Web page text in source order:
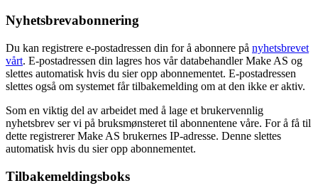
Nyhetsbrevabonnering
Du kan registrere e-postadressen din for å abonnere på nyhetsbrevet
vårt. E-postadressen din lagres hos vår databehandler Make AS og
slettes automatisk hvis du sier opp abonnementet. E-postadressen
slettes også om systemet får tilbakemelding om at den ikke er aktiv.
Som en viktig del av arbeidet med å lage et brukervennlig
nyhetsbrev ser vi på bruksmønsteret til abonnentene våre. For å få til
dette registrerer Make AS brukernes IP-adresse. Denne slettes
automatisk hvis du sier opp abonnementet.
Tilbakemeldingsboks